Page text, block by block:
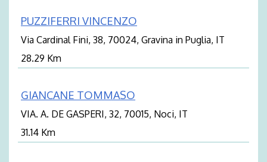
PUZZIFERRI VINCENZO
Via Cardinal Fini, 38, 70024, Gravina in Puglia, IT
28.29 Km
GIANCANE TOMMASO
VIA. A. DE GASPERI, 32, 70015, Noci, IT
31.14 Km